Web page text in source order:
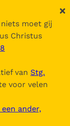
moet gij
Christus
van Stg.
voor velen
ander,